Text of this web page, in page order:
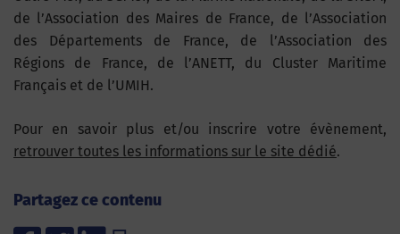
de l’Association des Maires de France, de l’Association
des Départements de France, de l’Association des
Régions de France, de l’ANETT, du Cluster Maritime
Français et de l’UMIH.
Pour en savoir plus et/ou inscrire votre évènement,
retrouver toutes les informations sur le site dédié.
Partagez ce contenu